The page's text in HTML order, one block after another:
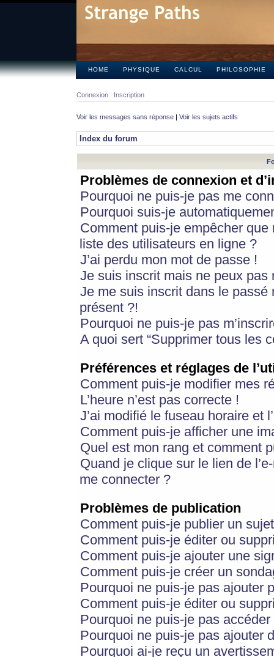
HOME PHYSIQUE CALCUL PHILOSOPHIE
Connexion Inscription
Voir les messages sans réponse | Voir les sujets actifs
Index du forum
Problèmes de connexion et
Pourquoi ne puis-je pas me
Pourquoi suis-je
Comment puis-je empêcher
liste des utilisateurs en ligne ?
J’ai perdu mon mot de passe !
Je suis inscrit mais ne peux pas
Je me suis inscrit dans le
présent ?!
Pourquoi ne puis-je pas
A quoi sert “Supprimer tous les
Préférences et réglages de
Comment puis-je modifier mes
L’heure n’est pas correcte !
J’ai modifié le fuseau horaire et
Comment puis-je afficher une
Quel est mon rang et comment
Quand je clique sur le lien de
me connecter ?
Problèmes de publication
Comment puis-je publier un
Comment puis-je éditer ou
Comment puis-je ajouter une
Comment puis-je créer un
Pourquoi ne puis-je pas ajouter
Comment puis-je éditer ou
Pourquoi ne puis-je pas
Pourquoi ne puis-je pas ajouter
Pourquoi ai-je reçu un